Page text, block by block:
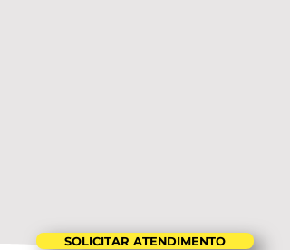
SOLICITAR ATENDIMENTO